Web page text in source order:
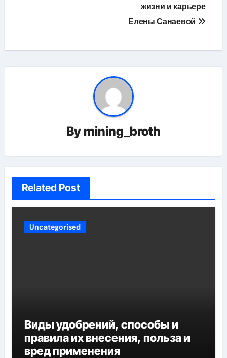
жизни и карьере
Елены Санаевой
By mining_broth
Related Post
Uncategorised
Виды удобрений, способы и
правила их внесения, польза и
вред применения